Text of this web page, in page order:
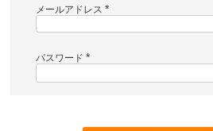
メールアドレス
必
パスワード
必